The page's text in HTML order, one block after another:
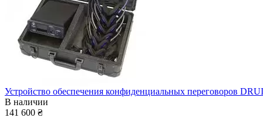
Устройство обеспечения конфиденциальных переговоров
В наличии
141 600 ₴